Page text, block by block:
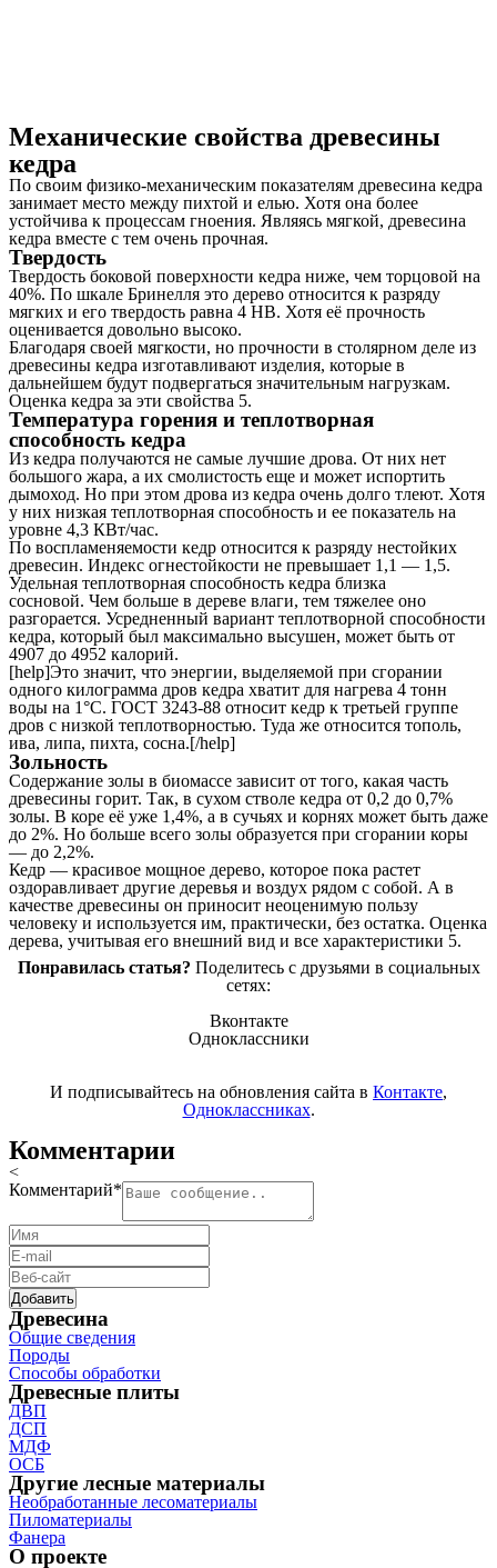
Механические свойства древесины
кедра
По своим физико-механическим показателям древесина кедра
занимает место между пихтой и елью. Хотя она более
устойчива к процессам гноения. Являясь мягкой, древесина
кедра вместе с тем очень прочная.
Твердость
Твердость боковой поверхности кедра ниже, чем торцовой на
40%. По шкале Бринелля это дерево относится к разряду
мягких и его твердость равна 4 НВ. Хотя её прочность
оценивается довольно высоко.
Благодаря своей мягкости, но прочности в столярном деле из
древесины кедра изготавливают изделия, которые в
дальнейшем будут подвергаться значительным нагрузкам.
Оценка кедра за эти свойства 5.
Температура горения и теплотворная
способность кедра
Из кедра получаются не самые лучшие дрова. От них нет
большого жара, а их смолистость еще и может испортить
дымоход. Но при этом дрова из кедра очень долго тлеют. Хотя
у них низкая теплотворная способность и ее показатель на
уровне 4,3 КВт/час.
По воспламеняемости кедр относится к разряду нестойких
древесин. Индекс огнестойкости не превышает 1,1 — 1,5.
Удельная теплотворная способность кедра близка
сосновой. Чем больше в дереве влаги, тем тяжелее оно
разгорается. Усредненный вариант теплотворной способности
кедра, который был максимально высушен, может быть от
4907 до 4952 калорий.
[help]Это значит, что энергии, выделяемой при сгорании
одного килограмма дров кедра хватит для нагрева 4 тонн
воды на 1°С. ГОСТ 3243-88 относит кедр к третьей группе
дров с низкой теплотворностью. Туда же относится тополь,
ива, липа, пихта, сосна.[/help]
Зольность
Содержание золы в биомассе зависит от того, какая часть
древесины горит. Так, в сухом стволе кедра от 0,2 до 0,7%
золы. В коре её уже 1,4%, а в сучьях и корнях может быть даже
до 2%. Но больше всего золы образуется при сгорании коры
— до 2,2%.
Кедр — красивое мощное дерево, которое пока растет
оздоравливает другие деревья и воздух рядом с собой. А в
качестве древесины он приносит неоценимую пользу
человеку и используется им, практически, без остатка. Оценка
дерева, учитывая его внешний вид и все характеристики 5.
Понравилась статья? Поделитесь с друзьями в социальных
сетях:
Вконтакте
Одноклассники
И подписывайтесь на обновления сайта в Контакте,
Одноклассниках.
Комментарии
<
Комментарий*
Древесина
Общие сведения
Породы
Способы обработки
Древесные плиты
ДВП
ДСП
МДФ
ОСБ
Другие лесные материалы
Необработанные лесоматериалы
Пиломатериалы
Фанера
О проекте